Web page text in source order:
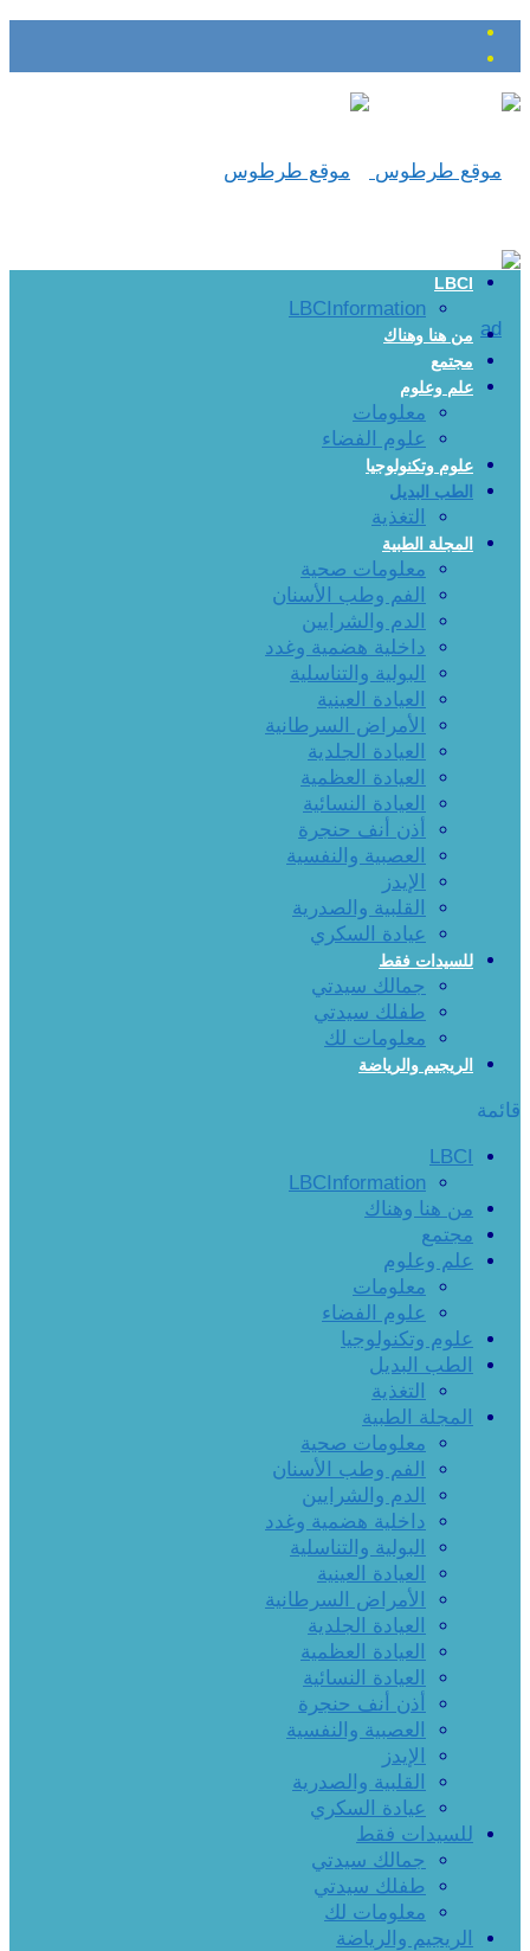
LBCI
LBCInformation
من هنا وهناك
مجتمع
علم وعلوم
معلومات
علوم الفضاء
علوم وتكنولوجيا
الطب البديل
التغذية
المجلة الطبية
معلومات صحية
الفم وطب الأسنان
الدم والشرايين
داخلية هضمية وغدد
البولية والتناسلية
العيادة العينية
الأمراض السرطانية
العيادة الجلدية
العيادة العظمية
العيادة النسائية
أذن أنف حنجرة
العصبية والنفسية
الإيدز
القلبية والصدرية
عيادة السكري
للسيدات فقط
جمالك سيدتي
طفلك سيدتي
معلومات لك
الريجيم والرياضة
قائمة
LBCI
LBCInformation
من هنا وهناك
مجتمع
علم وعلوم
معلومات
علوم الفضاء
علوم وتكنولوجيا
الطب البديل
التغذية
المجلة الطبية
معلومات صحية
الفم وطب الأسنان
الدم والشرايين
داخلية هضمية وغدد
البولية والتناسلية
العيادة العينية
الأمراض السرطانية
العيادة الجلدية
العيادة العظمية
العيادة النسائية
أذن أنف حنجرة
العصبية والنفسية
الإيدز
القلبية والصدرية
عيادة السكري
للسيدات فقط
جمالك سيدتي
طفلك سيدتي
معلومات لك
الريجيم والرياضة